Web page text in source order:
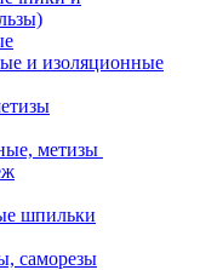
и изоляционные
метизы
шпильки
саморезы